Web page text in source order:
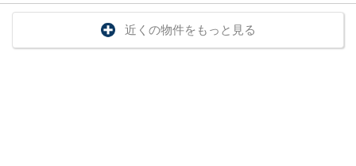
近くの物件をもっと見る